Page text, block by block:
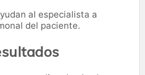
al especialista a
del paciente.